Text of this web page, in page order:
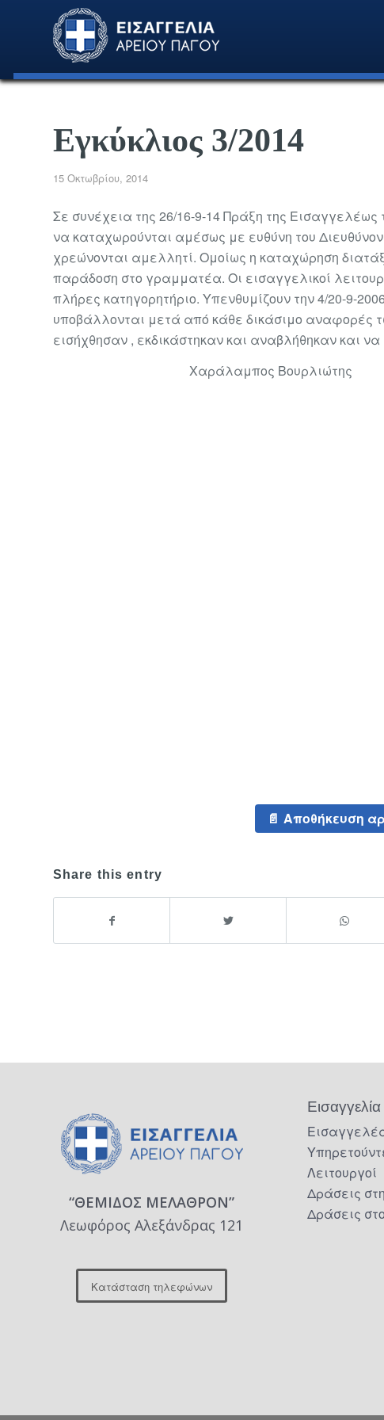
Εγκύκλιος 3/2014
15 Οκτωβρίου, 2014
Σε συνέχεια της 26/16-9-14 Πράξη της
να καταχωρούνται αμέσως με ευθύνη του
χρεώνονται αμελλητί. Ομοίως η καταχώρηση
παράδοση στο γραμματέα. Οι εισαγγελικοί
πλήρες κατηγορητήριο. Υπενθυμίζουν την 4/20-9-
υποβάλλονται μετά από κάθε δικάσιμο αναφορές
εισήχθησαν , εκδικάστηκαν και αναβλήθηκαν και
Χαράλαμπος Βουρλιώτης
Αποθήκευση
Share this entry
“ΘΕΜΙΔΟΣ ΜΕΛΑΘΡΟΝ”
Λεωφόρος Αλεξάνδρας 121
Κατάσταση τηλεφώνων
Λειτουργοί
Δράσεις
Δράσεις